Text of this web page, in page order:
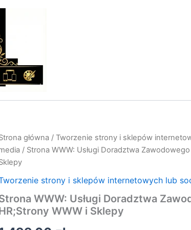
główna / Tworzenie strony i sklepów
/ Strona WWW: Usługi Doradztwa
strony i sklepów internetowych lub
WWW: Usługi Doradztwa
WWW i Sklepy
Strona
WWW